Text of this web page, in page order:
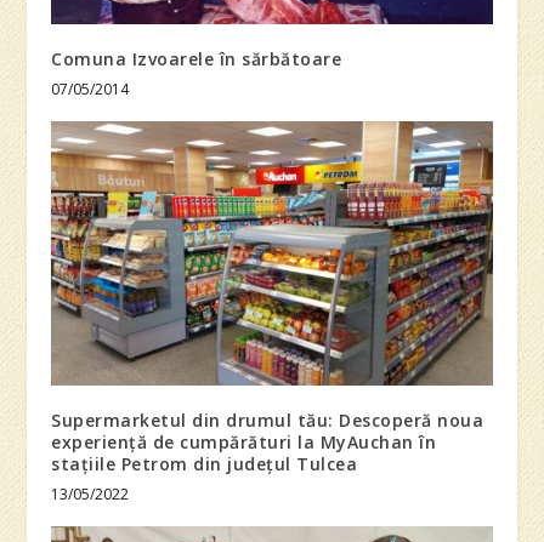
Comuna Izvoarele în sărbătoare
07/05/2014
Supermarketul din drumul tău: Descoperă noua
experiență de cumpărături la MyAuchan în
stațiile Petrom din județul Tulcea
13/05/2022